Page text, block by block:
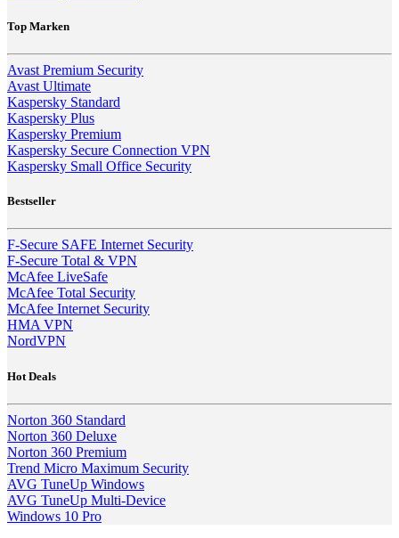
Top Marken
Avast Premium Security
Avast Ultimate
Kaspersky Standard
Kaspersky Plus
Kaspersky Premium
Kaspersky Secure Connection VPN
Kaspersky Small Office Security
Bestseller
F-Secure SAFE Internet Security
F-Secure Total & VPN
McAfee LiveSafe
McAfee Total Security
McAfee Internet Security
HMA VPN
NordVPN
Hot Deals
Norton 360 Standard
Norton 360 Deluxe
Norton 360 Premium
Trend Micro Maximum Security
AVG TuneUp Windows
AVG TuneUp Multi-Device
Windows 10 Pro